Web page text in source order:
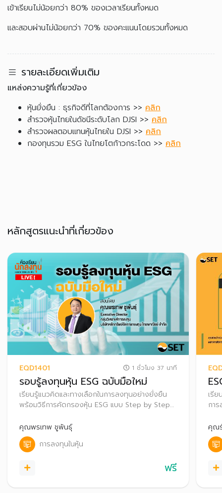
เข้าเรียนไม่น้อยกว่า 80% ของเวลาเรียนทั้งหมด
และสอบผ่านไม่น้อยกว่า 70% ของคะแนนโดยรวมทั้งหมด
รายละเอียดเพิ่มเติม
แหล่งความรู้ที่เกี่ยวข้อง
หุ้นยั่งยืน : ธุรกิจดีที่โลกต้องการ >> คลิก
สำรวจหุ้นไทยในดัชนีระดับโลก DJSI >> คลิก
สำรวจผลตอบแทนหุ้นไทยใน DJSI >> คลิก
กองทุนรวม ESG ในไทยโตก้าวกระโดด >> คลิก
หลักสูตรแนะนำที่เกี่ยวข้อง
EQD1401 1 ชั่วโมง 37 นาที
รอบรู้ลงทุนหุ้น ESG ฉบับมือใหม่
เรียนรู้แนวคิดและทางเลือกในการลงทุนอย่างยั่งยืน
พร้อมวิธีการคัดกรองหุ้น ESG แบบ Step by Step
คุณพรเทพ ชูพันธุ์
การลงทุนในหุ้น
ฟรี
เรี
กา
คุณ